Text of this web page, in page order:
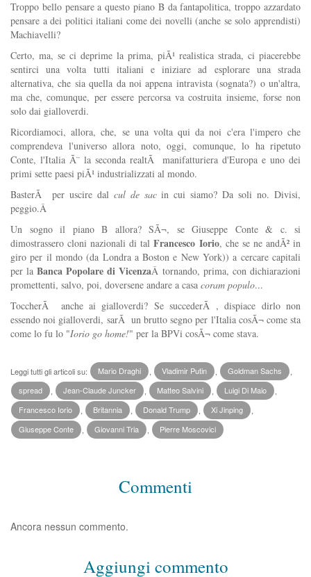
Troppo bello pensare a questo piano B da fantapolitica, troppo azzardato
pensare a dei politici italiani come dei novelli (anche se solo apprendisti)
Machiavelli?
Certo, ma, se ci deprime la prima, piÃ¹ realistica strada, ci piacerebbe
sentirci una volta tutti italiani e iniziare ad esplorare una strada
alternativa, che sia quella da noi appena intravista (sognata?) o un'altra,
ma che, comunque, per essere percorsa va costruita insieme, forse non
solo dai gialloverdi.
Ricordiamoci, allora, che, se una volta qui da noi c'era l'impero che
comprendeva l'universo allora noto, oggi, comunque, lo ha ripetuto
Conte, l'Italia Ã¨ la seconda realtÃ manifatturiera d'Europa e uno dei
primi sette paesi piÃ¹ industrializzati al mondo.
BasterÃ per uscire dal cul de sacin cui siamo? Da soli no. Divisi,
peggio.Â
Un sogno il piano B allora? SÃ¬, se Giuseppe Conte & c. si
dimostrassero cloni nazionali di talFrancesco Iorio, che se ne andÃ² in
giro per il mondo (da Londra a Boston e New York)) a cercare capitali
per la Banca Popolare di VicenzaÂ tornando, prima, con dichiarazioni
promettenti, salvo, poi, doversene andare a casa coram populo...
ToccherÃ anche ai gialloverdi? Se succederÃ , dispiace dirlo non
essendo noi gialloverdi, sarÃ un brutto segno per l'Italia cosÃ¬ come sta
come lo fu lo "Iorio go home!" per la BPVi cosÃ¬ come stava.
Leggi tutti gli articoli su: Mario Draghi Vladimir Putin Goldman Sachs
spread
Jean-Claude Juncker Matteo Salvini Luigi Di Maio
Francesco Iorio
Britannia Donald Trump Xi Jinping
Giuseppe Conte
Giovanni Tria Pierre Moscovici
Commenti
Ancora nessun commento.
Aggiungi commento